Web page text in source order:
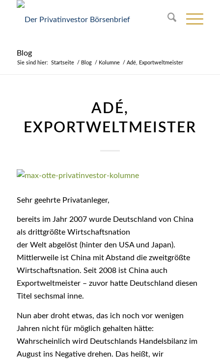
Blog
Sie sind hier: Startseite / Blog / Kolumne / Adé, Exportweltmeister
ADÉ,
EXPORTWELTMEISTER
Sehr geehrte Privatanleger,
bereits im Jahr 2007 wurde Deutschland von China
als drittgrößte Wirtschaftsnation
der Welt abgelöst (hinter den USA und Japan).
Mittlerweile ist China mit Abstand die zweitgrößte
Wirtschaftsnation. Seit 2008 ist China auch
Exportweltmeister – zuvor hatte Deutschland diesen
Titel sechsmal inne.
Nun aber droht etwas, das ich noch vor wenigen
Jahren nicht für möglich gehalten hätte:
Wahrscheinlich wird Deutschlands Handelsbilanz im
August ins Negative drehen. Das heißt, wir